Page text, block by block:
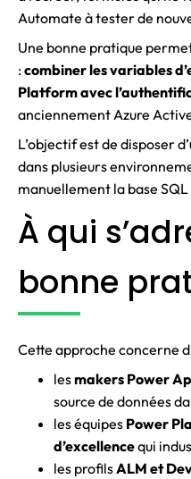
Automate à tester de
Une bonne pratique
:combiner les variables
Platform avec
anciennement Azure
L’objectif est de disposer d’
dans plusieurs
manuellement la base
À qui
bonne
Cette approche concerne
lesmakers Power
source de données
les équipes Power
d’excellencequi
les profilsALM et